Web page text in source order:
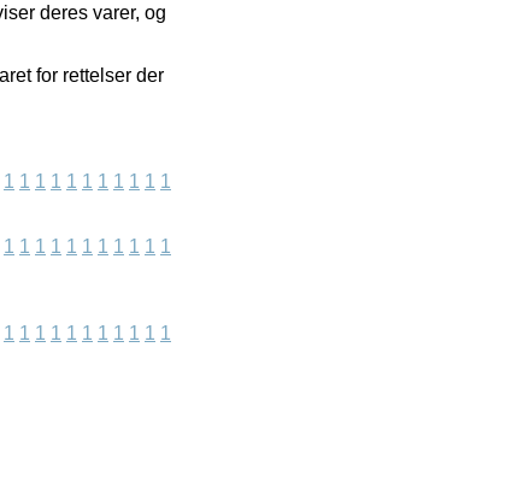
deres varer, og
for rettelser der
1 1 1 1 1 1 1 1 1 1 1
1 1 1 1 1 1 1 1 1 1 1
1 1 1 1 1 1 1 1 1 1 1